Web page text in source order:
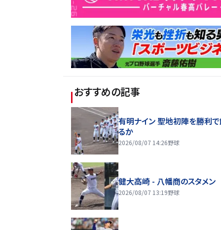
おすすめの記事
有明ナイン 聖地初陣を勝利
るか
2026/08/07 14:26野球
健大高崎 - 八幡商のスタメン
2026/08/07 13:19野球